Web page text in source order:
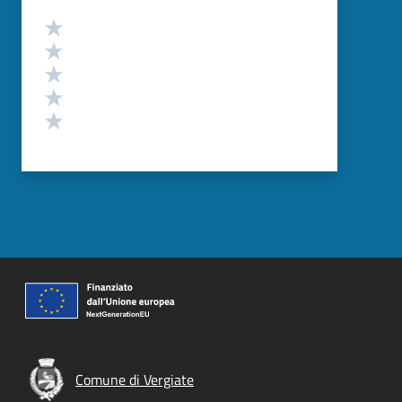
Valutazione
Comune di Vergiate